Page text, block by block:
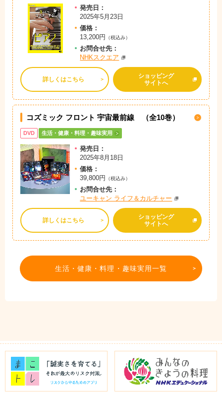
発売日：
2025年5月23日
価格：
13,200円
（税込み）
お問合せ先：
NHKスクエア
詳しくはこちら
ショッピング
サイトへ
コズミック フロント 宇宙最前線 （全10巻）
DVD 生活・健康・料理・趣味実用
発売日：
2025年8月18日
価格：
39,800円
（税込み）
お問合せ先：
ユーキャン ライフ＆カルチャー
詳しくはこちら
ショッピング
サイトへ
生活・健康・料理・趣味実用一覧